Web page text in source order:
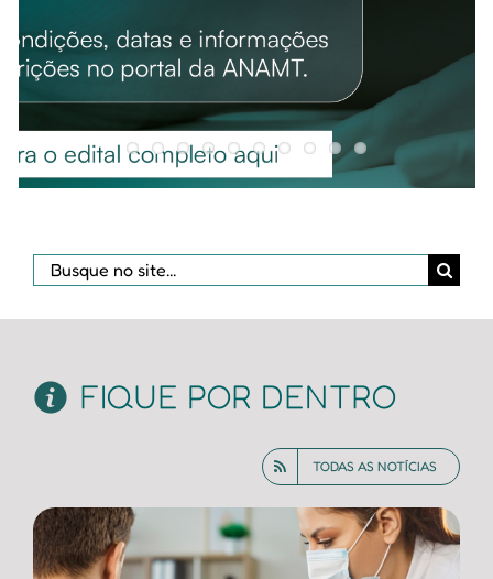
Buscar
resultados
FIQUE POR DENTRO
TODAS AS NOTÍCIAS